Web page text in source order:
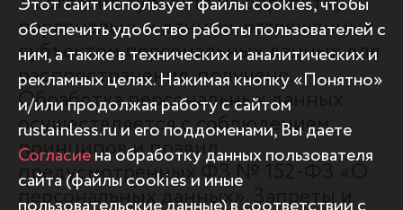
персональных данных, разрешенных
субъектом персональных данных для
распространения, получено.
Обработка персональных данных
осуществляется с соблюдением
принципов и правил,
предусмотренных ФЗ № 152-ФЗ «О
персональных данных». Запреты и
обеспечить удобство работы пользователей с
ним, а также в технических и аналитических и
рекламных целях. Нажимая кнопку «Понятно»
и/или продолжая работу с сайтом
rustainless.ru и его поддоменами, Вы даете
Согласиена обработку данных пользователя
сайта (файлы cookies и иные